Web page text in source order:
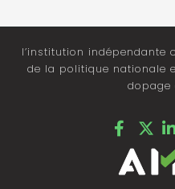
l’institution
de la politique nationale
dopage